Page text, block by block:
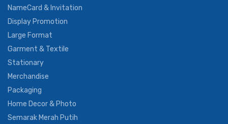
NameCard & Invitation
Display Promotion
Large Format
Garment & Textile
Stationary
Merchandise
Packaging
Home Decor & Photo
Semarak Merah Putih